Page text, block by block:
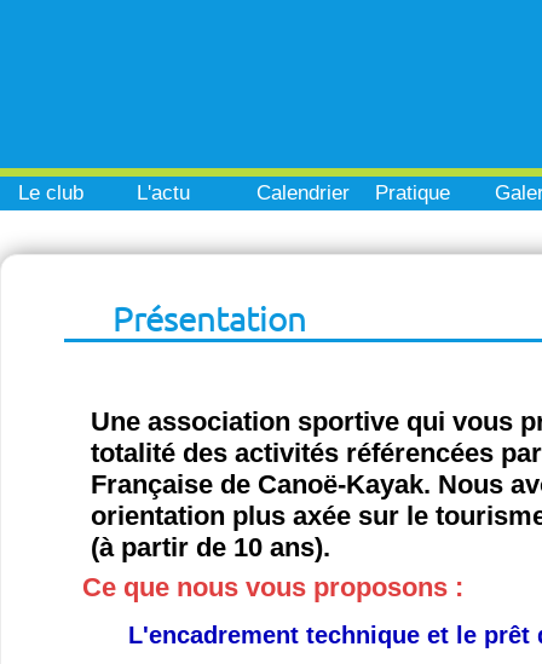
Le club L'actu Calendrier Pratique
Présentation
Une association sportive qui vous
totalité des activités référencées
Française de Canoë-Kayak. Nous
orientation plus axée sur le
(à partir de 10 ans).
Ce que nous vous proposons :
L'encadrement technique et le prêt